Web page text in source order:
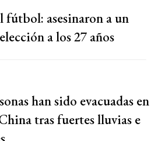
fútbol: asesinaron a un
a los 27 años
han sido evacuadas en
tras fuertes lluvias e